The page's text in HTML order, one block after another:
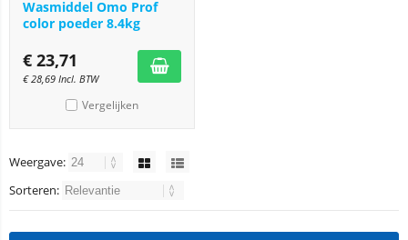
Wasmiddel Omo Prof
color poeder 8.4kg
€ 23,71
€28,69 Incl. BTW
Vergelijken
Weergave:
Sorteren: